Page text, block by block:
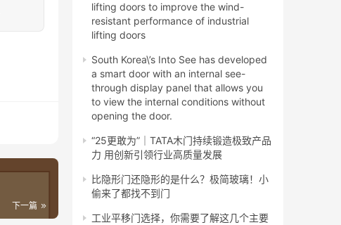
下一篇
lifting doors to improve the wind-
resistant performance of industrial
lifting doors
South Korea\’s Into See has developed
a smart door with an internal see-
through display panel that allows you
to view the internal conditions without
opening the door.
“25更敢为”｜TATA木门持续锻造极致产品
力 用创新引领行业高质量发展
比隐形门还隐形的是什么？极简玻璃！小
偷来了都找不到门
工业平移门选择，你需要了解这几个主要